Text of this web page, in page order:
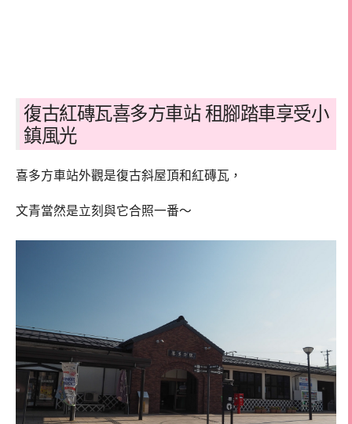
復古紅磚瓦喜多方車站 租腳踏車享受小
鎮風光
喜多方車站外觀是復古斜屋頂和紅磚瓦，
文青當然是立刻與它合照一番～